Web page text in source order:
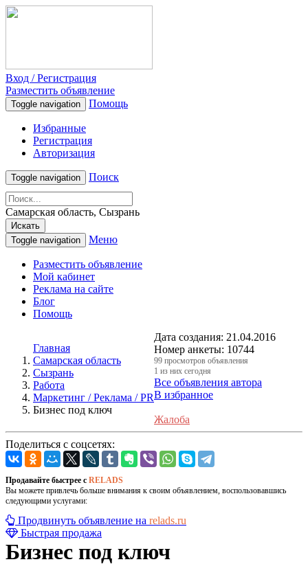
Вход / Регистрация
Разместить объявление
Toggle navigation Помощь
Избранные
Регистрация
Авторизация
Toggle navigation Поиск
Самарская область, Сызрань
Искать
Toggle navigation
Меню
Разместить объявление
Мой кабинет
Реклама на сайте
Блог
Помощь
Главная
Самарская область
Сызрань
Работа
Маркетинг / Реклама / PR
Бизнес под ключ
Дата создания: 21.04.2016
Номер анкеты: 10744
99 просмотров объявления
1 из них сегодня
Все объявления автора
В избранное
Жалоба
Поделиться с соцсетях:
Продавайте быстрее с RELADS
Вы можете привлечь больше внимания к своим объявлением, воспользовавшись
следующими услугами:
Продвинуть объявление на relads.ru
Быстрая продажа
Бизнес под ключ